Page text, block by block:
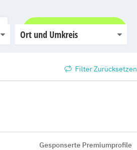
Jetzt finden
Filter Zurücksetzen
Ort und Umkreis
Gesponserte Premiumprofile